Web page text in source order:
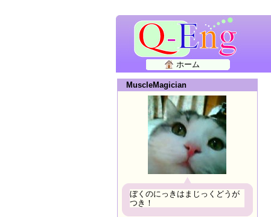
ホーム
MuscleMagician
ぼくのにっきはまじっくどうが
つき！